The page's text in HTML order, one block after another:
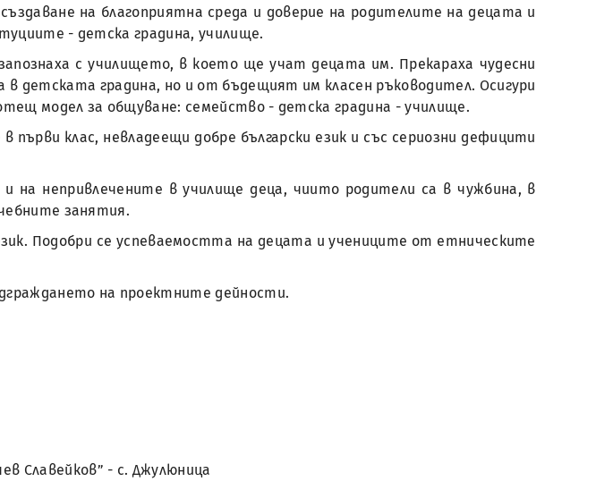
на благоприятна среда и доверие на родителите на децата и
- детска градина, училище.
с училището, в което ще учат децата им. Прекараха чудесни
детската градина, но и от бъдещият им класен ръководител. Осигури
модел за общуване: семейство - детска градина - училище.
клас, невладеещи добре български език и със сериозни дефицити
непривлечените в училище деца, чиито родители са в чужбина, в
занятия.
Подобри се успеваемостта на децата и учениците от етническите
на проектните дейности.
Славейков” - с. Джулюница